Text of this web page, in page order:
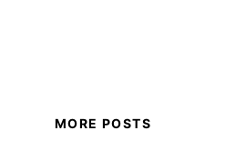
MORE POSTS